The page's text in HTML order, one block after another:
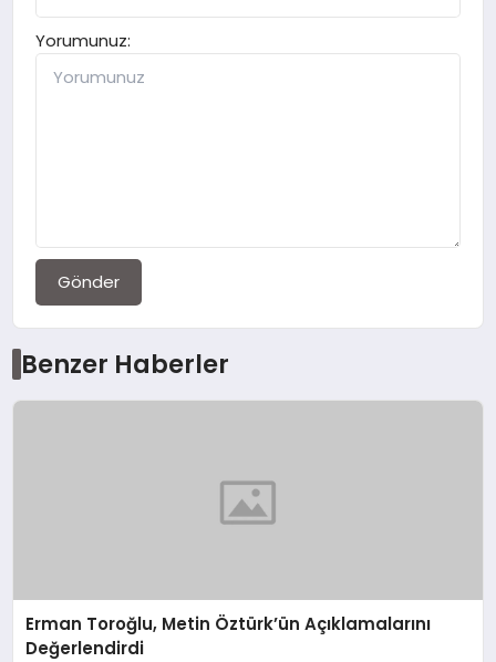
Yorumunuz:
Gönder
Benzer Haberler
Erman Toroğlu, Metin Öztürk’ün Açıklamalarını
Değerlendirdi